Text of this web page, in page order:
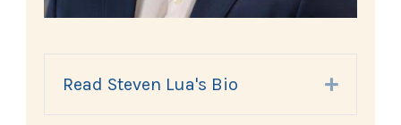
Read Steven Lua's Bio Expand